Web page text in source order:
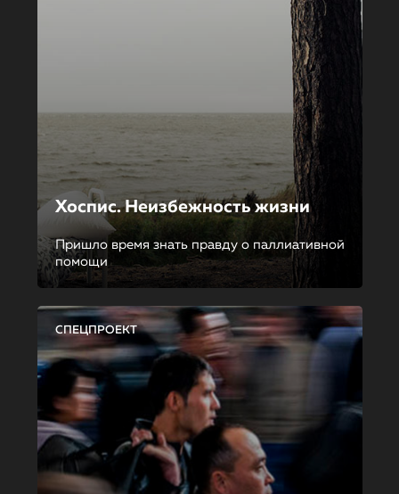
Хоспис. Неизбежность жизни
Пришло время знать правду о паллиативной
помощи
СПЕЦПРОЕКТ